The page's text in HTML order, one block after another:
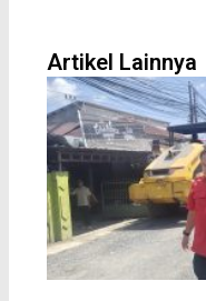
o
o
k
e
r
r
e
s
t
a
p
p
Artikel Lainnya